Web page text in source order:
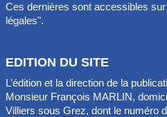
Petites Annonces
Ces dernières sont accessibles
légales".
EDITION DU SITE
L’édition et la direction de la
Monsieur François MARLIN,
Villiers sous Grez, dont le numéro